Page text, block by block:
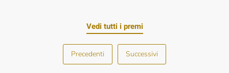
Vedi tutti i premi
Precedenti Successivi